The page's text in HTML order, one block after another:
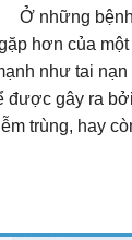
Ở những
hơn của
như tai
được gây ra
trùng, hay